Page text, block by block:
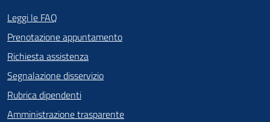
Leggi le FAQ
Prenotazione appuntamento
Richiesta assistenza
Segnalazione disservizio
Rubrica dipendenti
Amministrazione trasparente